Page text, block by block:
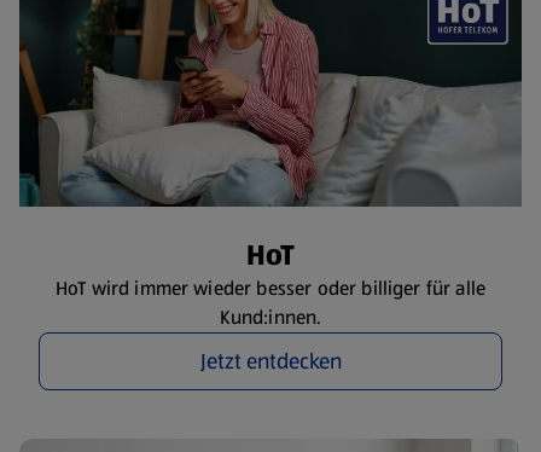
HoT
HoT wird immer wieder besser oder billiger für alle
Kund:innen.
Jetzt entdecken